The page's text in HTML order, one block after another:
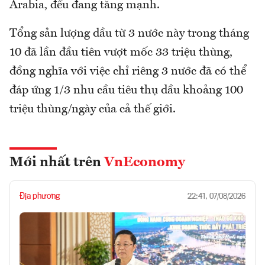
Arabia, đều đang tăng mạnh.
Tổng sản lượng dầu từ 3 nước này trong tháng
10 đã lần đầu tiên vượt mốc 33 triệu thùng,
đồng nghĩa với việc chỉ riêng 3 nước đã có thể
đáp ứng 1/3 nhu cầu tiêu thụ dầu khoảng 100
triệu thùng/ngày của cả thế giới.
Mới nhất trên VnEconomy
Địa phương 22:41, 07/08/2026